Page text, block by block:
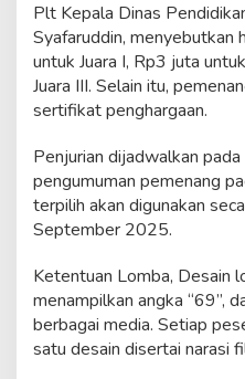
Plt Kepala Dinas
Syafaruddin, menyebutkan
untuk Juara I, Rp3 juta
Juara III. Selain itu,
sertifikat penghargaan.
Penjurian dijadwalkan
pengumuman pemenang
terpilih akan digunakan
September 2025.
Ketentuan Lomba, Desain
menampilkan angka “69”,
berbagai media. Setiap
satu desain disertai narasi